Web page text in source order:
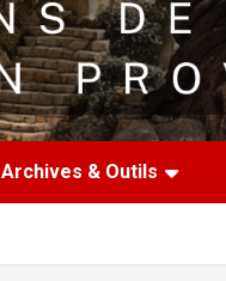
Archives & Outils